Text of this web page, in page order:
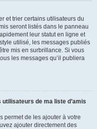
et trier certains utilisateurs du
seront listés dans le panneau
leur statut en ligne et
utilisé, les messages publiés
mis en surbrillance. Si vous
les messages qu’il publiera
de ma liste d’amis
permet de les ajouter à votre
ajouter directement des